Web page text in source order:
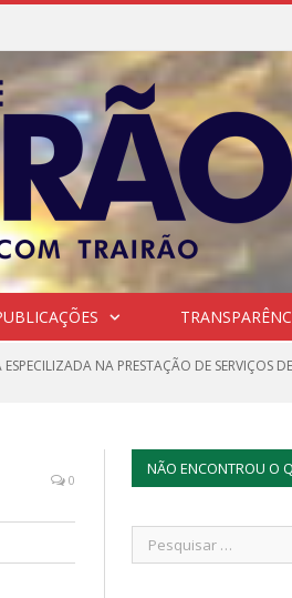
NA PRESTAÇÃO DE SERVIÇOS
0
NÃO ENCONTROU O